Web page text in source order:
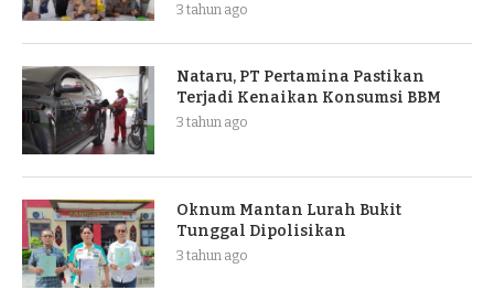
3 tahun ago
Nataru, PT Pertamina Pastikan
Terjadi Kenaikan Konsumsi BBM
3 tahun ago
Oknum Mantan Lurah Bukit
Tunggal Dipolisikan
3 tahun ago